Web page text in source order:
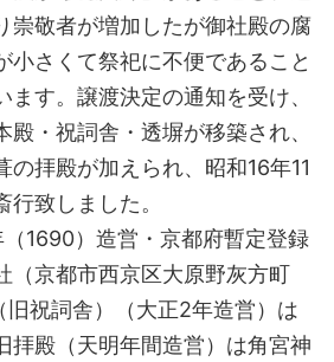
崇敬者が増加したが御社殿の腐
小さくて祭祀に不便であること
ます。譲渡決定の通知を受け、
・祝詞舎・透塀が移築され、
の拝殿が加えられ、昭和16年11
行致しました。
（1690）造営・京都府暫定登録
（京都市西京区大原野灰方町
祝詞舎）（大正2年造営）は
拝殿（天明年間造営）は角宮神